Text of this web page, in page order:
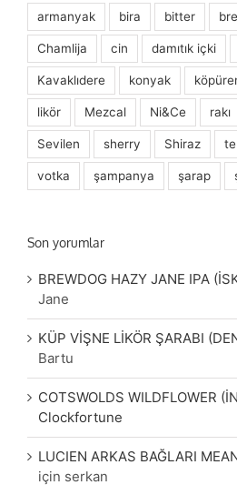
armanyak bira bitter
Chamlija cin damıtık içki
Kavaklıdere konyak
likör Mezcal Ni&Ce rakı
Sevilen sherry Shiraz
votka şampanya şarap
Son yorumlar
BREWDOG HAZY JANE IPA
Jane
KÜP VİŞNE LİKÖR ŞARABI
Bartu
COTSWOLDS WILDFLOWER
Clockfortune
LUCIEN ARKAS BAĞLARI
için serkan